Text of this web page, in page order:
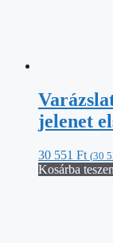
jelenet
30 551 Ft (30
Kosárba